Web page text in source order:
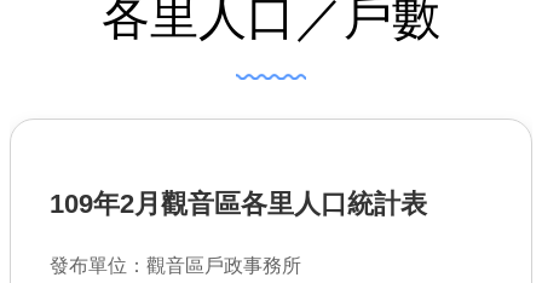
業務資訊
機關通訊錄
政府資訊公開
各里人口／戶數
109年2月觀音區各里人口統計表
發布單位：觀音區戶政事務所